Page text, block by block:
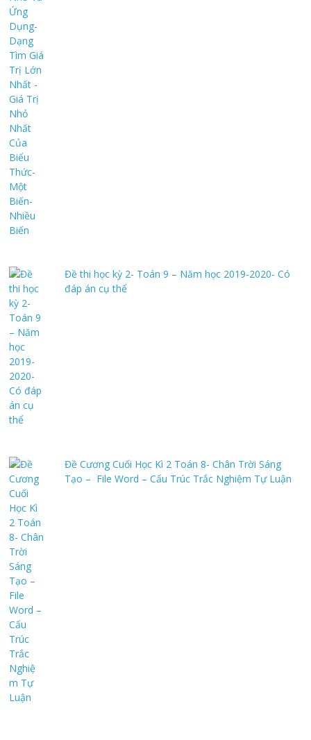
Đề thi học kỳ 2- Toán 9 – Năm học 2019-2020- Có
đáp án cụ thể
Đề Cương Cuối Học Kì 2 Toán 8- Chân Trời Sáng
Tạo – File Word – Cấu Trúc Trắc Nghiệm Tự Luận